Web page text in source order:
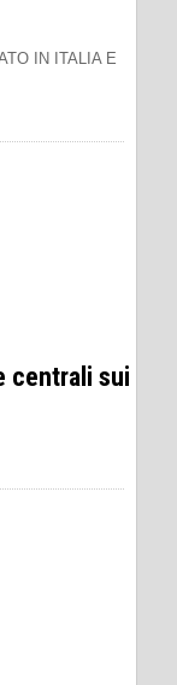
IN ITALIA E
centrali sui